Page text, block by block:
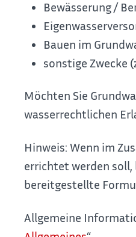
Bewässerung /
Bauen im
sonstige Zwecke
Möchten Sie
wasserrechtlichen
Hinweis: Wenn im
errichtet werden soll,
bereitgestellte
Allgemeine